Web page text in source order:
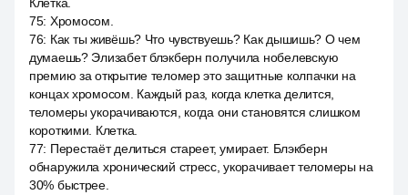
75: Хромосом.
76: Как ты живёшь? Что чувствуешь? Как дышишь? О чем
думаешь? Элизабет блэкберн получила нобелевскую
премию за открытие теломер это защитные колпачки на
концах хромосом. Каждый раз, когда клетка делится,
теломеры укорачиваются, когда они становятся слишком
короткими. Клетка.
77: Перестаёт делиться стареет, умирает. Блэкберн
обнаружила хронический стресс, укорачивает теломеры на
30% быстрее.